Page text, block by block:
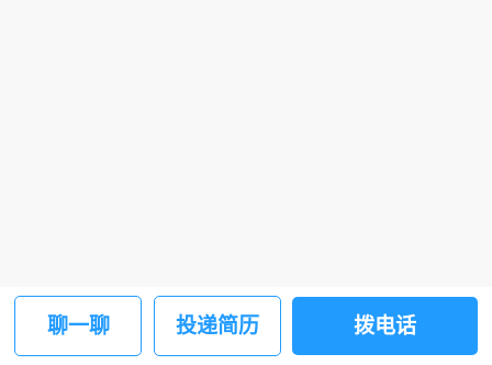
聊一聊 投递简历 拨电话